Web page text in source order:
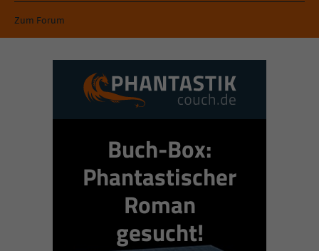
Zum Forum
Buch-Box:
Phantastischer
Roman
gesucht!